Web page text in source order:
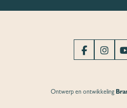
Ontwerp en ontwikkeling